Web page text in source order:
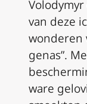
van deze
wonderen
genas”.
ware